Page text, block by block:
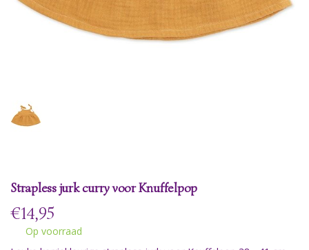
Strapless jurk curry voor Knuffelpop
€14,95
Op voorraad